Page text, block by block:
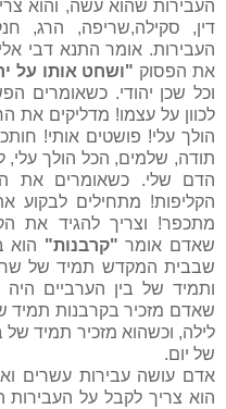
העבירות שהוא עשה, והוא
דין, סקילה,שריפה, הרג,
העבירות. אומר התנא דבי
את הפסוק "ושחט אותו על
וכל שכן יהודי. כשאומרים
לכוון על עצמו! מדליקים
הולך עלי! פושטים אותי!
תודה, שלמים, הכל הולך עלי,
הדם שלי. כשאומרים את
הקליפות! מתחילים לבקוע
מתכפר! וצריך להגיד את
שאדם אומר "קרבנות" הוא
שבבית המקדש תמיד של
ותמיד של בין הערביים
שאדם מזכיר בקרבנות תמיד
לילה, וכשהוא מזכיר תמיד של
של יום.
אדם עושה עבירות עשרים
הוא צריך לקבל על